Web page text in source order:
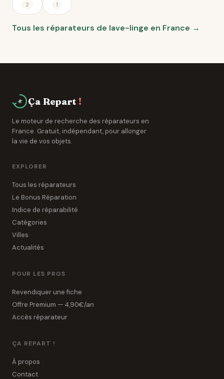
2 1
Tous les réparateurs de lave-linge en France →
Ça Repart !
Le moteur de recherche des réparateurs en
France. Gratuit, indépendant, pour allonger
la vie de vos objets.
EXPLORER
Tous les réparateurs
Le Bonus Réparation
Indice de réparabilité
Catégories
Villes
Actualités
POUR LES PROS
Revendiquer une fiche
Offre Premium — 4,90€/an
Accès réparateur
ÇA REPART !
À propos
Contact